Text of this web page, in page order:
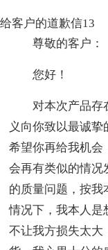
给客户的道歉信13
尊敬的客户：
您好！
对本次产品存
义向你致以最诚
希望你再给我机会
会再有类似的情况
的质量问题，按我
情况下，我本人是
不让我方损失太大